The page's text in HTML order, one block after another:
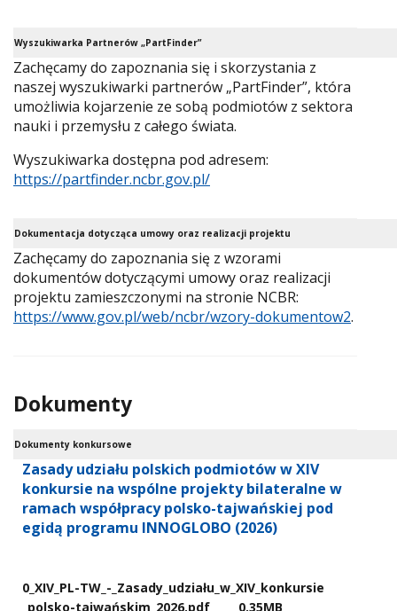
Wyszukiwarka Partnerów „PartFinder”
Zachęcamy do zapoznania się i skorzystania z
naszej wyszukiwarki partnerów „PartFinder”, która
umożliwia kojarzenie ze sobą podmiotów z sektora
nauki i przemysłu z całego świata.
Wyszukiwarka dostępna pod adresem:
https://partfinder.ncbr.gov.pl/
Dokumentacja dotycząca umowy oraz realizacji projektu
Zachęcamy do zapoznania się z wzorami
dokumentów dotyczącymi umowy oraz realizacji
projektu zamieszczonymi na stronie NCBR:
https://www.gov.pl/web/ncbr/wzory-dokumentow2.
Dokumenty
Dokumenty konkursowe
Zasady udziału polskich podmiotów w XIV
konkursie na wspólne projekty bilateralne w
ramach współpracy polsko-tajwańskiej pod
egidą programu INNOGLOBO (2026)
0​_XIV​_PL-TW​_-​_Zasady​_udziału​_w​_XIV​_konkursie​
_polsko-tajwańskim​_2026.pdf
0.35MB